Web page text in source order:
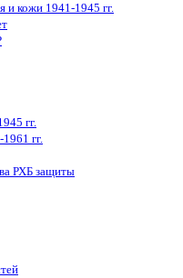
и кожи 1941-1945 гг.
гг.
гг.
РХБ защиты